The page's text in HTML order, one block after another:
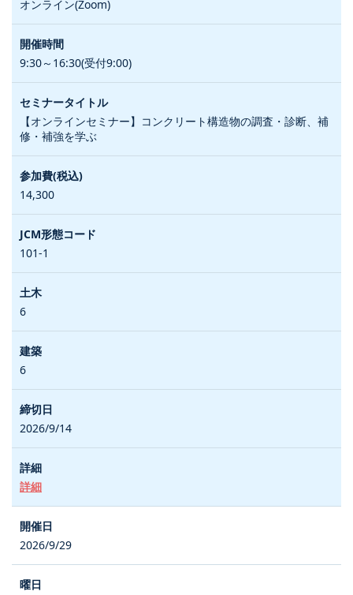
オンライン(Zoom)
9:30～16:30(受付9:00)
【オンラインセミナー】コンクリート構造物の調査・診断、補
修・補強を学ぶ
14,300
101-1
6
6
2026/9/14
詳細
2026/9/29